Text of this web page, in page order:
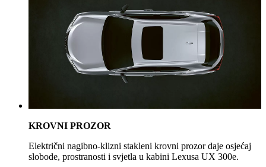
KROVNI PROZOR
Električni nagibno-klizni stakleni krovni prozor daje osjećaj
slobode, prostranosti i svjetla u kabini Lexusa UX 300e.